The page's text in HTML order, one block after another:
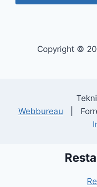
Copyright ©
Webbureau |